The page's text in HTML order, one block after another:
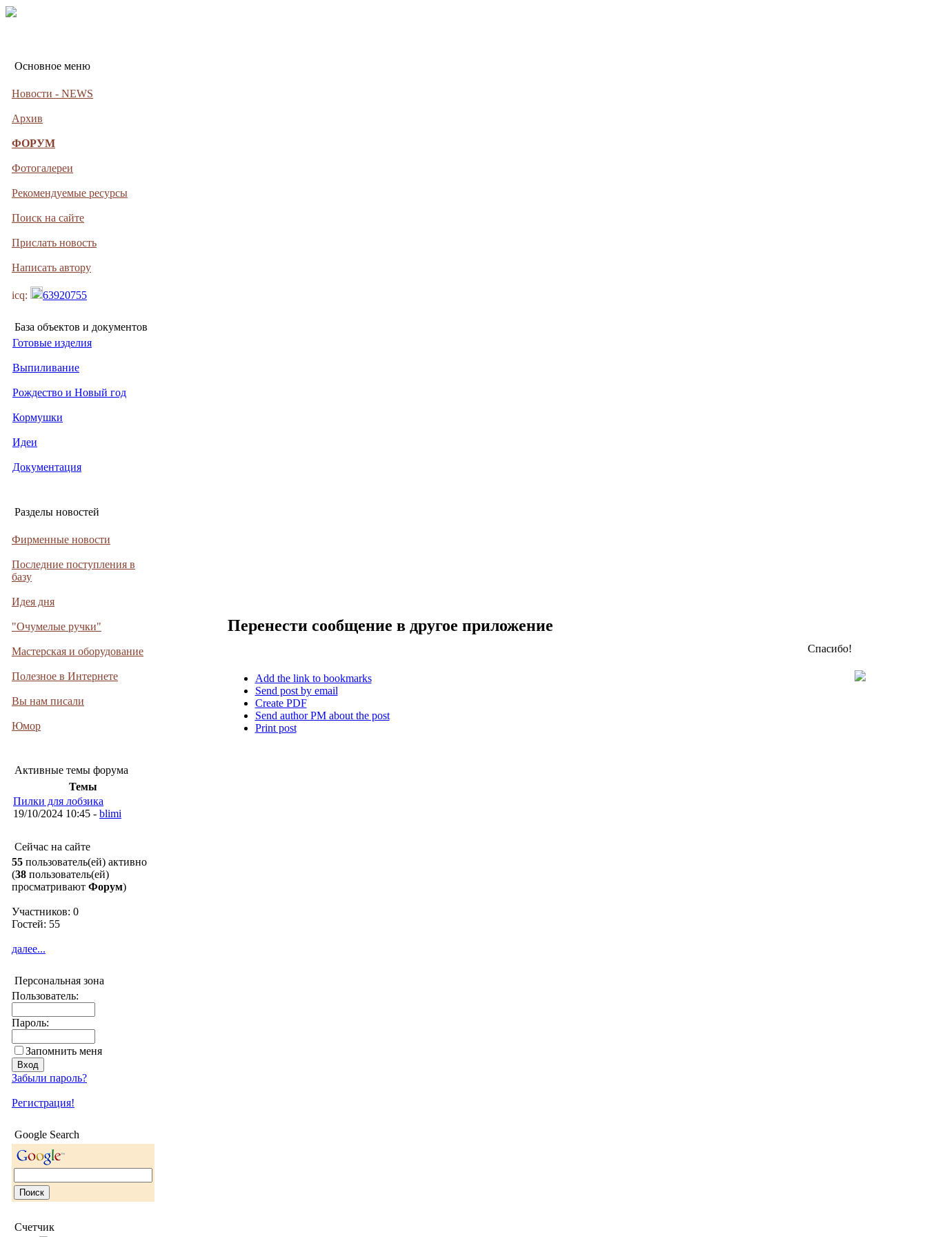
Основное меню
Новости - NEWS
Архив
ФОРУМ
Фотогалереи
Рекомендуемые ресурсы
Поиск на сайте
Прислать новость
Написать автору
icq: 63920755
База объектов и документов
Готовые изделия
Выпиливание
Рождество и Новый год
Кормушки
Идеи
Документация
Разделы новостей
Фирменные новости
Последние поступления в
базу
Идея дня
"Очумелые ручки"
Мастерская и оборудование
Полезное в Интернете
Вы нам писали
Юмор
Активные темы форума
Темы
Пилки для лобзика
19/10/2024 10:45 - blimi
Сейчас на сайте
55 пользователь(ей) активно
(38 пользователь(ей)
просматривают Форум)
Участников: 0
Гостей: 55
далее...
Персональная зона
Пользователь:
Пароль:
Запомнить меня
Забыли пароль?
Регистрация!
Google Search
Счетчик
Перенести сообщение в другое приложение
Add the link to bookmarks
Send post by email
Create PDF
Send author PM about the post
Print post
Спасибо!